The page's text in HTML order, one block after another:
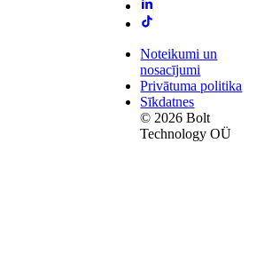
Noteikumi un
nosacījumi
Privātuma politika
Sīkdatnes
© 2026 Bolt
Technology OÜ